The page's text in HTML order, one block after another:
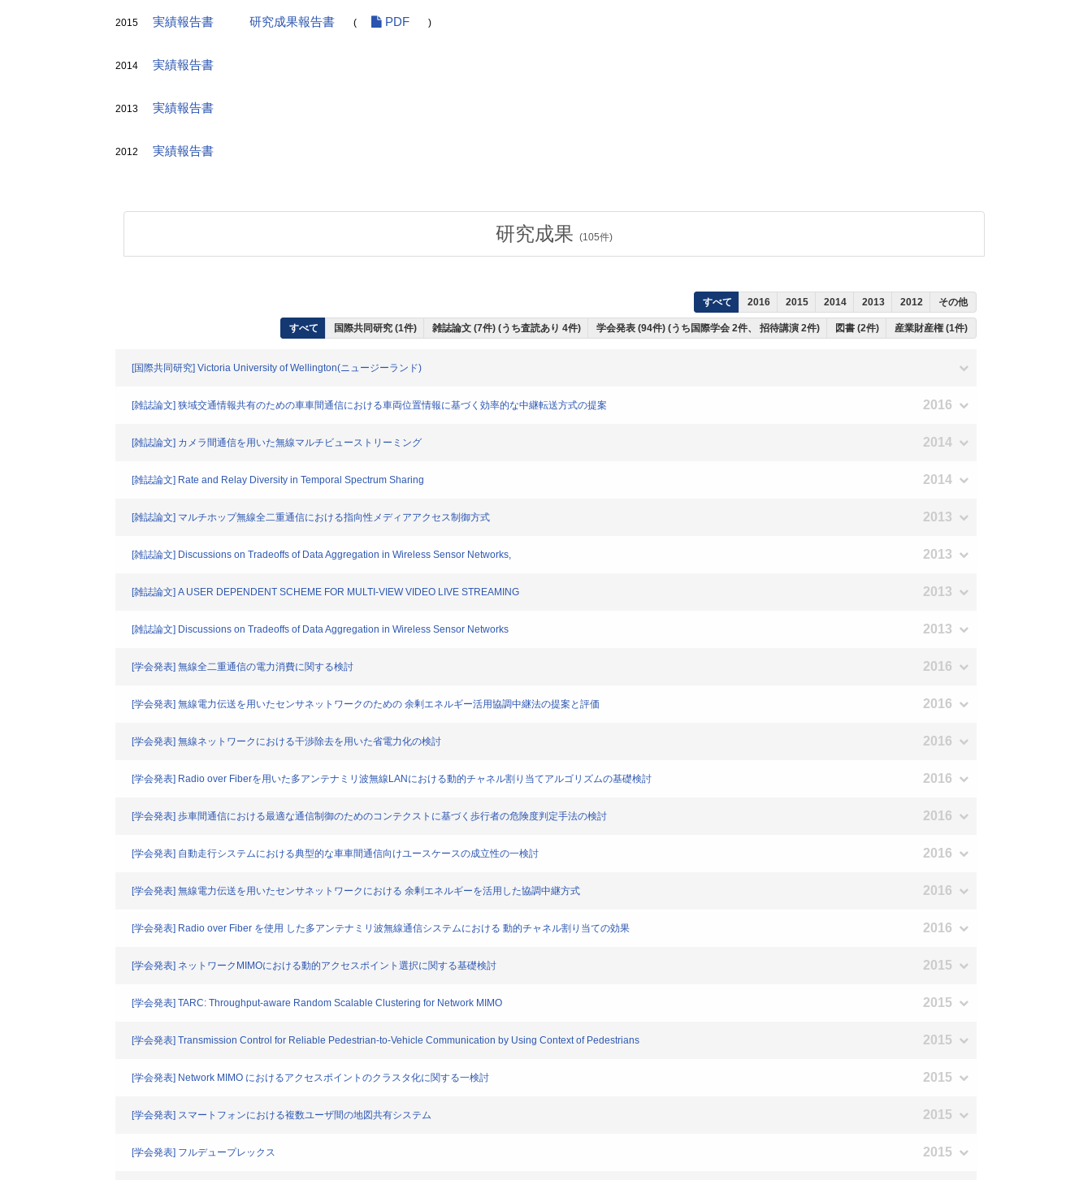
2015 実績報告書 研究成果報告書 ( PDF )
2014 実績報告書
2013 実績報告書
2012 実績報告書
研究成果 (105件)
すべて 2016 2015 2014 2013 2012 その他
すべて 国際共同研究 (1件) 雑誌論文 (7件) (うち査読あり 4件) 学会発表 (94件) (うち国際学会 2件、 招待講演 2件) 図書 (2件) 産業財産権 (1件)
[国際共同研究] Victoria University of Wellington(ニュージーランド)
[雑誌論文] 狭域交通情報共有のための車車間通信における車両位置情報に基づく効率的な中継転送方式の提案 2016
[雑誌論文] カメラ間通信を用いた無線マルチビューストリーミング 2014
[雑誌論文] Rate and Relay Diversity in Temporal Spectrum Sharing 2014
[雑誌論文] マルチホップ無線全二重通信における指向性メディアアクセス制御方式 2013
[雑誌論文] Discussions on Tradeoffs of Data Aggregation in Wireless Sensor Networks, 2013
[雑誌論文] A USER DEPENDENT SCHEME FOR MULTI-VIEW VIDEO LIVE STREAMING 2013
[雑誌論文] Discussions on Tradeoffs of Data Aggregation in Wireless Sensor Networks 2013
[学会発表] 無線全二重通信の電力消費に関する検討 2016
[学会発表] 無線電力伝送を用いたセンサネットワークのための 余剰エネルギー活用協調中継法の提案と評価 2016
[学会発表] 無線ネットワークにおける干渉除去を用いた省電力化の検討 2016
[学会発表] Radio over Fiberを用いた多アンテナミリ波無線LANにおける動的チャネル割り当てアルゴリズムの基礎検討 2016
[学会発表] 歩車間通信における最適な通信制御のためのコンテクストに基づく歩行者の危険度判定手法の検討 2016
[学会発表] 自動走行システムにおける典型的な車車間通信向けユースケースの成立性の一検討 2016
[学会発表] 無線電力伝送を用いたセンサネットワークにおける 余剰エネルギーを活用した協調中継方式 2016
[学会発表] Radio over Fiber を使用 した多アンテナミリ波無線通信システムにおける 動的チャネル割り当ての効果 2016
[学会発表] ネットワークMIMOにおける動的アクセスポイント選択に関する基礎検討 2015
[学会発表] TARC: Throughput-aware Random Scalable Clustering for Network MIMO 2015
[学会発表] Transmission Control for Reliable Pedestrian-to-Vehicle Communication by Using Context of Pedestrians 2015
[学会発表] Network MIMO におけるアクセスポイントのクラスタ化に関する一検討 2015
[学会発表] スマートフォンにおける複数ユーザ間の地図共有システム 2015
[学会発表] フルデュープレックス 2015